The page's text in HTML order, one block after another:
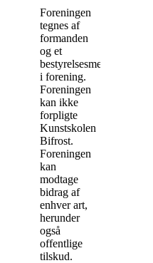
Foreningen
tegnes af
formanden
og et
bestyrelsesmedlem
i forening.
Foreningen
kan ikke
forpligte
Kunstskolen
Bifrost.
Foreningen
kan
modtage
bidrag af
enhver art,
herunder
også
offentlige
tilskud.